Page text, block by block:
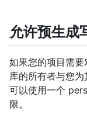
允许预生成
如果您的项目需
库的所有者与您
可以使用一个
限。